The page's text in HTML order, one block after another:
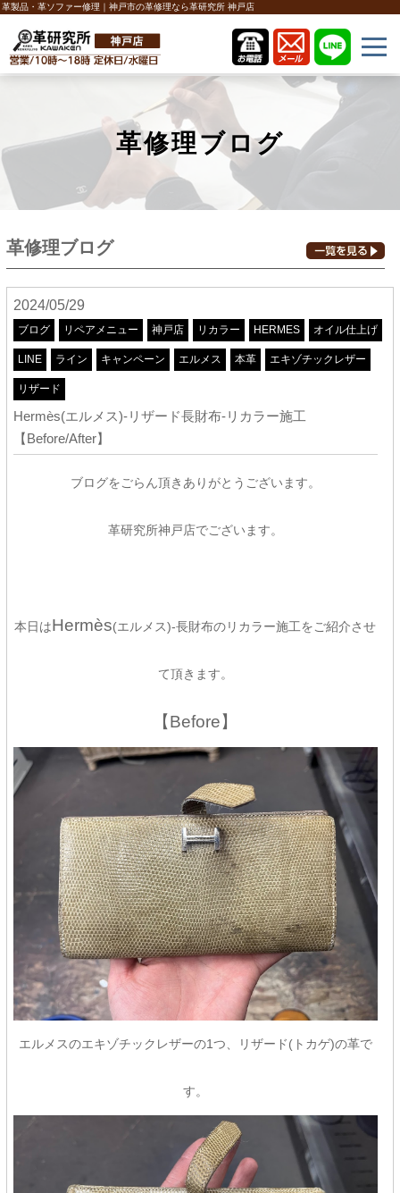
革製品・革ソファー修理｜神戸市の革修理なら革研究所 神戸店
革修理ブログ
革修理ブログ
2024/05/29
ブログ リペアメニュー 神戸店 リカラー HERMES オイル仕上げ
LINE ライン キャンペーン エルメス 本革 エキゾチックレザー
リザード
Hermès(エルメス)-リザード長財布-リカラー施工
【Before/After】
ブログをごらん頂きありがとうございます。
革研究所神戸店でございます。
本日はHermès(エルメス)-長財布のリカラー施工をご紹介させ
て頂きます。
【Before】
エルメスのエキゾチックレザーの1つ、リザード(トカゲ)の革で
す。